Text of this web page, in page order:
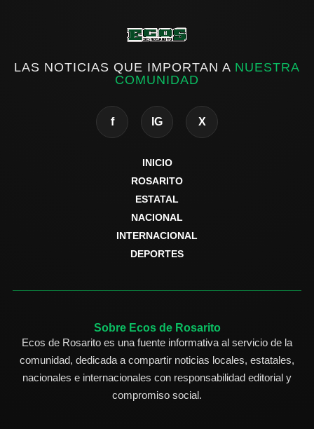
LAS NOTICIAS QUE IMPORTAN A NUESTRA
COMUNIDAD
f IG X
INICIO
ROSARITO
ESTATAL
NACIONAL
INTERNACIONAL
DEPORTES
Sobre Ecos de Rosarito
Ecos de Rosarito es una fuente informativa al servicio de la
comunidad, dedicada a compartir noticias locales, estatales,
nacionales e internacionales con responsabilidad editorial y
compromiso social.